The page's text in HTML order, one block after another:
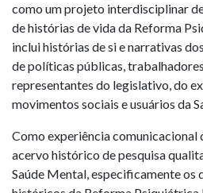
como um projeto interdisciplinar
de histórias de vida da Reforma
inclui histórias de si e narrativas
de políticas públicas,
representantes do legislativo, do
movimentos sociais e usuários da
Como experiência comunicacional
acervo histórico de pesquisa
Saúde Mental, especificamente os